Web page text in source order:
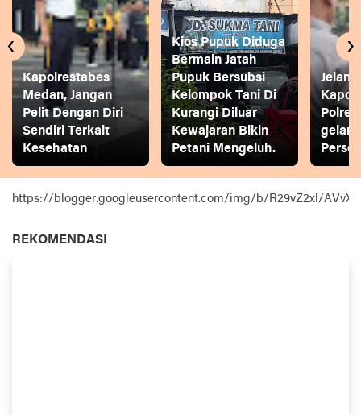
Kapolrestabes
Medan, Jangan
Pelit Dengan Diri
Sendiri Terkait
Kesehatan
Kios Pupuk Diduga
Bermain Jatah
Pupuk Bersubsi
Kelompok Tani Di
Kurangi Diluar
Kewajaran Bikin
Petani Mengeluh.
gelar
‹ ›
https://blogger.googleusercontent.com/img/b/R29vZ2xl/
REKOMENDASI